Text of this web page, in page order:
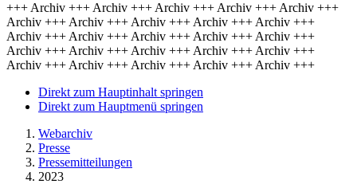
+++ Archiv +++ Archiv +++ Archiv +++ Archiv +++ Archiv +++
Archiv +++ Archiv +++ Archiv +++ Archiv +++ Archiv +++
Archiv +++ Archiv +++ Archiv +++ Archiv +++ Archiv +++
Archiv +++ Archiv +++ Archiv +++ Archiv +++ Archiv +++
Archiv +++ Archiv +++ Archiv +++ Archiv +++ Archiv +++
Direkt zum Hauptinhalt springen
Direkt zum Hauptmenü springen
Webarchiv
Presse
Pressemitteilungen
2023